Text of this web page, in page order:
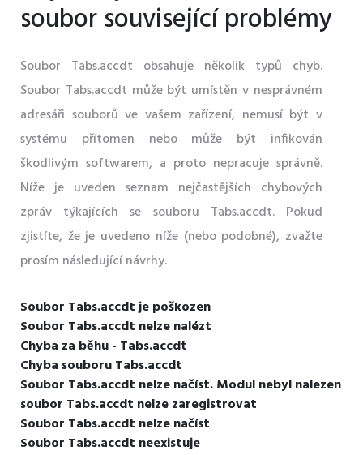
soubor související problémy
Soubor Tabs.accdt obsahuje několik typů chyb.
Soubor Tabs.accdt může být umístěn v nesprávném
adresáři souborů ve vašem zařízení, nemusí být v
systému přítomen nebo může být infikován
škodlivým softwarem, a proto nepracuje správně.
Níže je uveden seznam nejčastějších chybových
zpráv týkajících se souboru Tabs.accdt. Pokud
zjistíte, že je uvedeno níže (nebo podobné), zvažte
prosím následující návrhy.
Soubor Tabs.accdt je poškozen
Soubor Tabs.accdt nelze nalézt
Chyba za běhu - Tabs.accdt
Chyba souboru Tabs.accdt
Soubor Tabs.accdt nelze načíst. Modul nebyl nalezen
soubor Tabs.accdt nelze zaregistrovat
Soubor Tabs.accdt nelze načíst
Soubor Tabs.accdt neexistuje